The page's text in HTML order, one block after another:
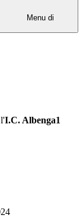
Menu di
I.C. Albenga1